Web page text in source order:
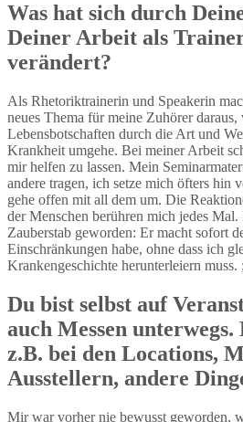
Was hat sich durch
Deiner Arbeit als
verändert?
Als Rhetoriktrainerin und Speakerin
neues Thema für meine Zuhörer
Lebensbotschaften durch die Art und
Krankheit umgehe. Bei meiner Arbeit
mir helfen zu lassen. Mein
andere tragen, ich setze mich öfters hin
gehe offen mit all dem um. Die
der Menschen berühren mich jedes
Zauberstab geworden: Er macht sofort
Einschränkungen habe, ohne dass ich
Krankengeschichte herunterleiern muss.
Du bist selbst auf
auch Messen
z.B. bei den Locations,
Ausstellern, andere
Mir war vorher nie bewusst geworden,